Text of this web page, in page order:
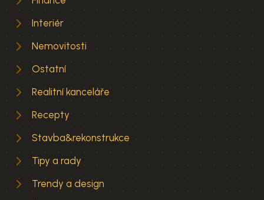
Interiér
Nemovitosti
Ostatní
Realitní kanceláře
Recepty
Stavba&rekonstrukce
Tipy a rady
Trendy a design